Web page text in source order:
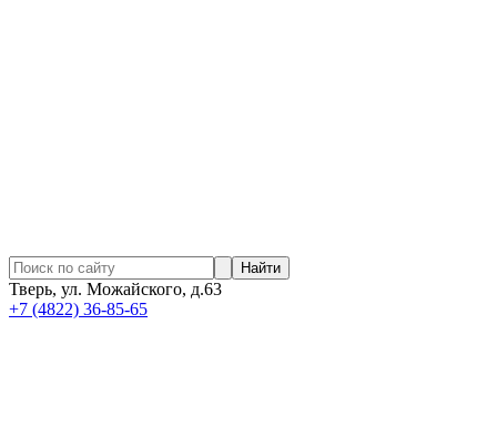
Найти
Тверь, ул. Можайского, д.63
+7 (4822) 36-85-65